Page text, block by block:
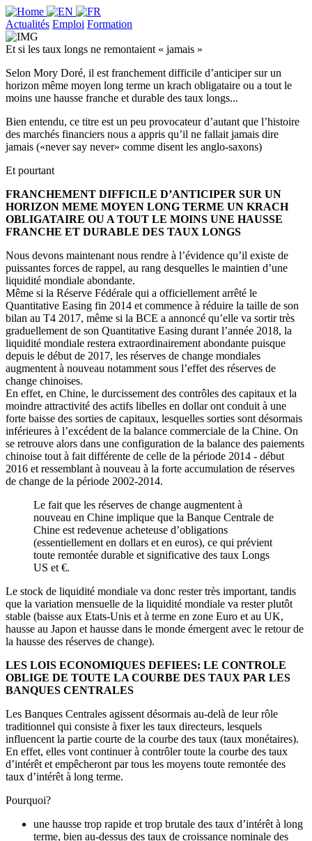
Actualités Emploi Formation
Et si les taux longs ne remontaient « jamais »
Selon Mory Doré, il est franchement difficile d’anticiper sur un
horizon même moyen long terme un krach obligataire ou a tout le
moins une hausse franche et durable des taux longs...
Bien entendu, ce titre est un peu provocateur d’autant que l’histoire
des marchés financiers nous a appris qu’il ne fallait jamais dire
jamais («never say never» comme disent les anglo-saxons)
Et pourtant
FRANCHEMENT DIFFICILE D’ANTICIPER SUR UN
HORIZON MEME MOYEN LONG TERME UN KRACH
OBLIGATAIRE OU A TOUT LE MOINS UNE HAUSSE
FRANCHE ET DURABLE DES TAUX LONGS
Nous devons maintenant nous rendre à l’évidence qu’il existe de
puissantes forces de rappel, au rang desquelles le maintien d’une
liquidité mondiale abondante.
Même si la Réserve Fédérale qui a officiellement arrêté le
Quantitative Easing fin 2014 et commence à réduire la taille de son
bilan au T4 2017, même si la BCE a annoncé qu’elle va sortir très
graduellement de son Quantitative Easing durant l’année 2018, la
liquidité mondiale restera extraordinairement abondante puisque
depuis le début de 2017, les réserves de change mondiales
augmentent à nouveau notamment sous l’effet des réserves de
change chinoises.
En effet, en Chine, le durcissement des contrôles des capitaux et la
moindre attractivité des actifs libelles en dollar ont conduit à une
forte baisse des sorties de capitaux, lesquelles sorties sont désormais
inférieures à l’excédent de la balance commerciale de la Chine. On
se retrouve alors dans une configuration de la balance des paiements
chinoise tout à fait différente de celle de la période 2014 - début
2016 et ressemblant à nouveau à la forte accumulation de réserves
de change de la période 2002-2014.
Le fait que les réserves de change augmentent à
nouveau en Chine implique que la Banque Centrale de
Chine est redevenue acheteuse d’obligations
(essentiellement en dollars et en euros), ce qui prévient
toute remontée durable et significative des taux Longs
US et €.
Le stock de liquidité mondiale va donc rester très important, tandis
que la variation mensuelle de la liquidité mondiale va rester plutôt
stable (baisse aux Etats-Unis et à terme en zone Euro et au UK,
hausse au Japon et hausse dans le monde émergent avec le retour de
la hausse des réserves de change).
LES LOIS ECONOMIQUES DEFIEES: LE CONTROLE
OBLIGE DE TOUTE LA COURBE DES TAUX PAR LES
BANQUES CENTRALES
Les Banques Centrales agissent désormais au-delà de leur rôle
traditionnel qui consiste à fixer les taux directeurs, lesquels
influencent la partie courte de la courbe des taux (taux monétaires).
En effet, elles vont continuer à contrôler toute la courbe des taux
d’intérêt et empêcheront par tous les moyens toute remontée des
taux d’intérêt à long terme.
Pourquoi?
une hausse trop rapide et trop brutale des taux d’intérêt à long
terme, bien au-dessus des taux de croissance nominale des